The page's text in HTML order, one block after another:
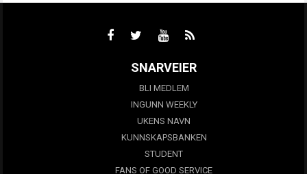
SNARVEIER
BLI MEDLEM
INGUNN WEEKLY
UKENS NAVN
KUNNSKAPSBANKEN
STUDENT
FANS OF GOOD SERVICE